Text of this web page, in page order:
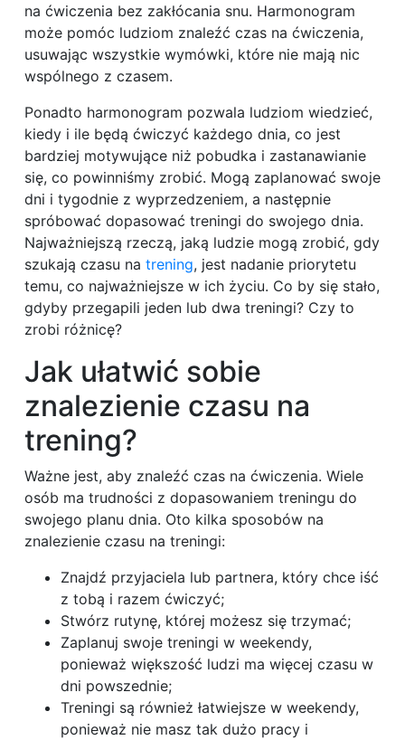
na ćwiczenia bez zakłócania snu. Harmonogram
może pomóc ludziom znaleźć czas na ćwiczenia,
usuwając wszystkie wymówki, które nie mają nic
wspólnego z czasem.
Ponadto harmonogram pozwala ludziom wiedzieć,
kiedy i ile będą ćwiczyć każdego dnia, co jest
bardziej motywujące niż pobudka i zastanawianie
się, co powinniśmy zrobić. Mogą zaplanować swoje
dni i tygodnie z wyprzedzeniem, a następnie
spróbować dopasować treningi do swojego dnia.
Najważniejszą rzeczą, jaką ludzie mogą zrobić, gdy
szukają czasu na trening, jest nadanie priorytetu
temu, co najważniejsze w ich życiu. Co by się stało,
gdyby przegapili jeden lub dwa treningi? Czy to
zrobi różnicę?
Jak ułatwić sobie
znalezienie czasu na
trening?
Ważne jest, aby znaleźć czas na ćwiczenia. Wiele
osób ma trudności z dopasowaniem treningu do
swojego planu dnia. Oto kilka sposobów na
znalezienie czasu na treningi:
Znajdź przyjaciela lub partnera, który chce iść
z tobą i razem ćwiczyć;
Stwórz rutynę, której możesz się trzymać;
Zaplanuj swoje treningi w weekendy,
ponieważ większość ludzi ma więcej czasu w
dni powszednie;
Treningi są również łatwiejsze w weekendy,
ponieważ nie masz tak dużo pracy i